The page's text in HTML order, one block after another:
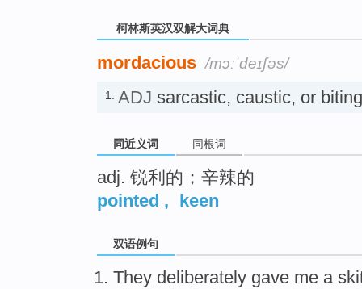
柯林斯英汉双解大词典
mordacious /mɔːˈdeɪʃəs/
1. ADJ sarcastic, caustic, or
同近义词 同根词
adj. 锐利的；辛辣的
pointed , keen
双语例句
They deliberately gave me a